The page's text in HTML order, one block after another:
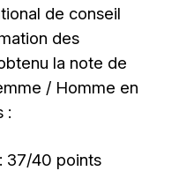
de conseil
des
la note de
/ Homme en
:
37/40 points